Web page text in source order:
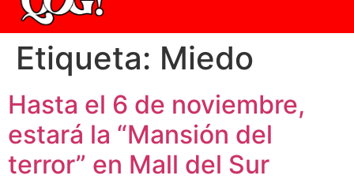
Etiqueta: Miedo
Hasta el 6 de noviembre,
estará la “Mansión del
terror” en Mall del Sur